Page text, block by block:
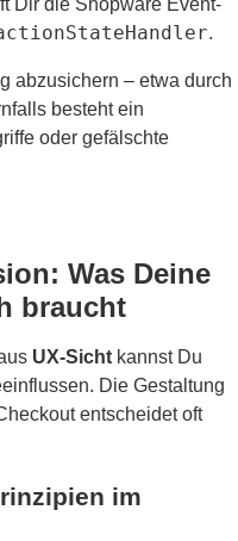
Dir die Shopware Event-
.
abzusichern – etwa durch
besteht ein
oder gefälschte
Was Deine
braucht
UX-Sicht kannst Du
Die Gestaltung
entscheidet oft
im